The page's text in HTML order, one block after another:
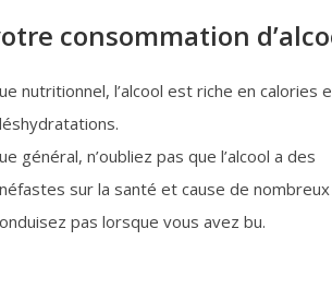
consommation
nutritionnel, l’alcool est riche en calories
général, n’oubliez pas que l’alcool a des
sur la santé et cause de nombreux
pas lorsque vous avez bu.